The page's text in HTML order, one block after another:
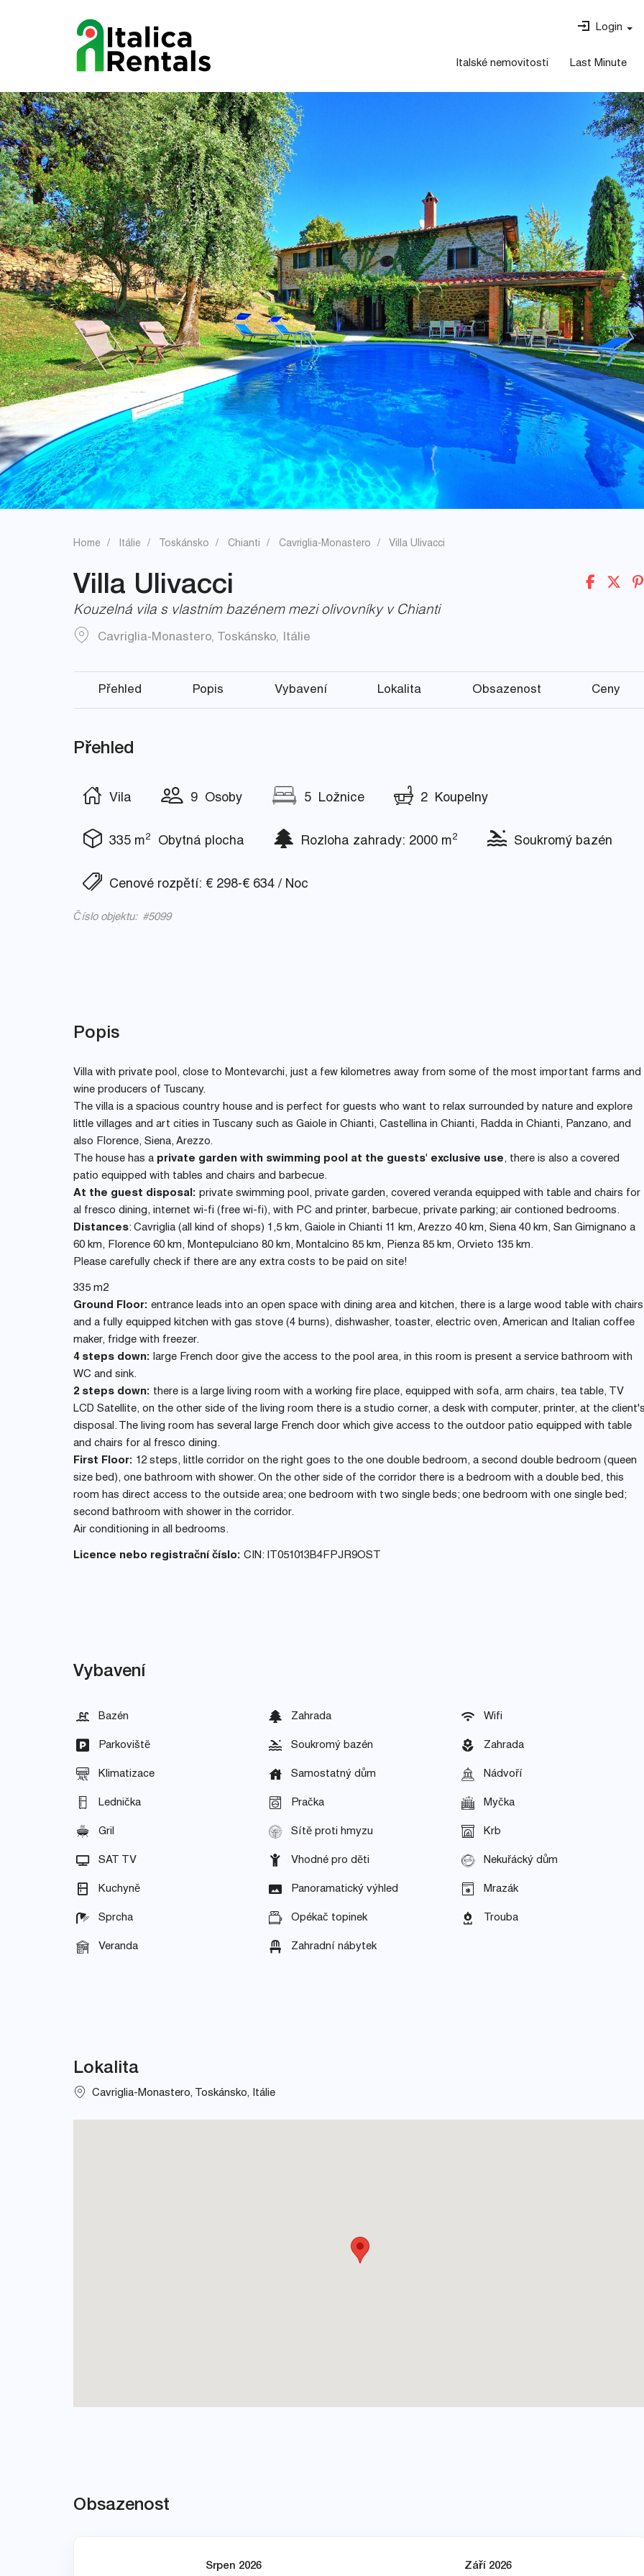
Login
Italské nemovitosti Last Minute
Home Itálie Toskánsko Chianti Cavriglia-Monastero Villa Ulivacci
Villa Ulivacci
Kouzelná vila s vlastním bazénem mezi olivovníky v Chianti
Cavriglia-Monastero, Toskánsko, Itálie
Přehled Popis Vybavení Lokalita Obsazenost Ceny
Přehled
Vila 9 Osoby 5 Ložnice 2 Koupelny
335 m2 Obytná plocha Rozloha zahrady: 2000 m2 Soukromý bazén
Cenové rozpětí: € 298-€ 634 / Noc
Číslo objektu: #5099
Popis
Villa with private pool, close to Montevarchi, just a few kilometres away from some of the most important farms and
wine producers of Tuscany.
The villa is a spacious country house and is perfect for guests who want to relax surrounded by nature and explore
little villages and art cities in Tuscany such as Gaiole in Chianti, Castellina in Chianti, Radda in Chianti, Panzano, and
also Florence, Siena, Arezzo.
The house has a private garden with swimming pool at the guests' exclusive use, there is also a covered
patio equipped with tables and chairs and barbecue.
At the guest disposal: private swimming pool, private garden, covered veranda equipped with table and chairs for
al fresco dining, internet wi-fi (free wi-fi), with PC and printer, barbecue, private parking; air contioned bedrooms.
Distances: Cavriglia (all kind of shops) 1,5 km, Gaiole in Chianti 11 km, Arezzo 40 km, Siena 40 km, San Gimignano a
60 km, Florence 60 km, Montepulciano 80 km, Montalcino 85 km, Pienza 85 km, Orvieto 135 km.
Please carefully check if there are any extra costs to be paid on site!
335 m2
Ground Floor: entrance leads into an open space with dining area and kitchen, there is a large wood table with chairs
and a fully equipped kitchen with gas stove (4 burns), dishwasher, toaster, electric oven, American and Italian coffee
maker, fridge with freezer.
4 steps down: large French door give the access to the pool area, in this room is present a service bathroom with
WC and sink.
2 steps down: there is a large living room with a working fire place, equipped with sofa, arm chairs, tea table, TV
LCD Satellite, on the other side of the living room there is a studio corner, a desk with computer, printer, at the
disposal. The living room has several large French door which give access to the outdoor patio equipped with table
and chairs for al fresco dining.
First Floor: 12 steps, little corridor on the right goes to the one double bedroom, a second double bedroom (queen
size bed), one bathroom with shower. On the other side of the corridor there is a bedroom with a double bed, this
room has direct access to the outside area; one bedroom with two single beds; one bedroom with one single bed;
second bathroom with shower in the corridor.
Air conditioning in all bedrooms.
Licence nebo registrační číslo: CIN: IT051013B4FPJR9OST
Vybavení
Bazén Zahrada Wifi
Parkoviště Soukromý bazén Zahrada
Klimatizace Samostatný dům Nádvoří
Lednička Pračka Myčka
Gril Sítě proti hmyzu Krb
SAT TV Vhodné pro děti Nekuřácký dům
Kuchyně Panoramatický výhled Mrazák
Sprcha Opékač topinek Trouba
Veranda Zahradní nábytek
Lokalita
Cavriglia-Monastero, Toskánsko, Itálie
Obsazenost
Srpen 2026 Září 2026